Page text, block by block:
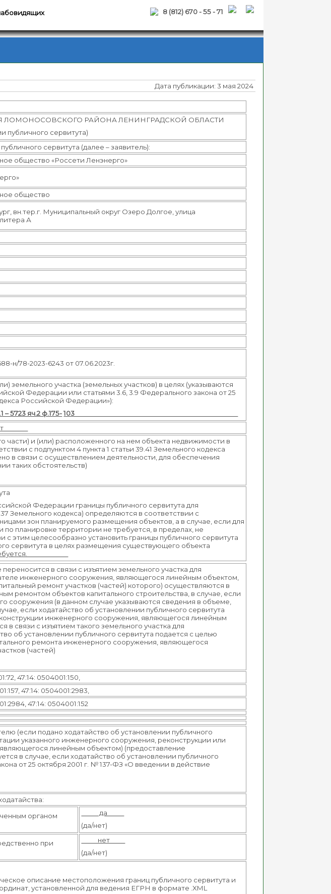
8 (812) 670 - 55 - 71
Дата публикации: 3 мая 2024
РАЙОНА ЛЕНИНГРАДСКОЙ ОБЛАСТИ
публичного сервитута)
сервитута (далее – заявитель):
общество «Россети Ленэнерго»
общество
вн.тер.г. Муниципальный округ Озеро Долгое, улица
А
н/78-2023-6243 от 07.06.2023г.
земельного участка (земельных участков) в целях (указываются
Федерации или статьями 3.6, 3.9 Федерального закона от 25
Российской Федерации»):
– 5723 яч.2 ф.175- 103
части) и (или) расположенного на нем объекта недвижимости в
с подпунктом 4 пункта 1 статьи 39.41 Земельного кодекса
в связи с осуществлением деятельности, для обеспечения
таких обстоятельств)
Федерации границы публичного сервитута для
Земельного кодекса) определяются в соответствии с
зон планируемого размещения объектов, а в случае, если для
планировке территории не требуется, в пределах, не
этим целесообразно установить границы публичного сервитута
сервитута в целях размещения существующего объекта
не требуется.
в связи с изъятием земельного участка для
инженерного сооружения, являющегося линейным объектом,
ремонт участков (частей) которого) осуществляются в
ремонтом объектов капитального строительства, в случае, если
сооружения (в данном случае указываются сведения в объеме,
если ходатайство об установлении публичного сервитута
инженерного сооружения, являющегося линейным
в связи с изъятием такого земельного участка для
об установлении публичного сервитута подается с целью
ремонта инженерного сооружения, являющегося
(частей)
47:14: 0504001:150,
47:14: 0504001:2983,
47:14: 0504001:152
(если подано ходатайство об установлении публичного
указанного инженерного сооружения, реконструкции или
линейным объектом) (предоставление
в случае, если ходатайство об установлении публичного
от 25 октября 2001 г. № 137-ФЗ «О введении в действие
органом
да
(да/нет)
при
нет
(да/нет)
описание местоположения границ публичного сервитута и
установленной для ведения ЕГРН в формате .XML